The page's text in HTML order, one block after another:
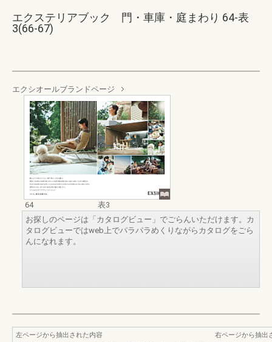
エクステリアブック 門・車庫・庭まわり 64-表
3(66-67)
エクシオールブランドページ
64
表3
お探しのページは「カタログビュー」でごらんいただけます。カ
タログビューではweb上でパラパラめくりながらカタログをごら
んになれます。
左ページから抽出された内容
右ページから抽出